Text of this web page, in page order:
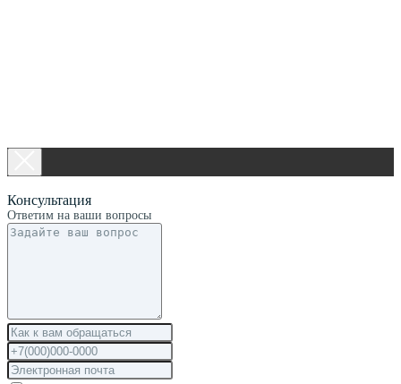
Консультация
Ответим на ваши вопросы